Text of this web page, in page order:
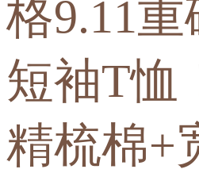
格9.11
短袖T恤
精梳棉+